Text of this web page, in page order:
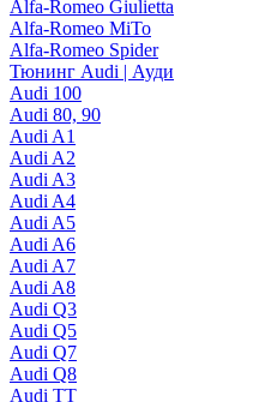
Alfa-Romeo Giulietta
Alfa-Romeo MiTo
Alfa-Romeo Spider
Тюнинг Audi | Ауди
Audi 100
Audi 80, 90
Audi A1
Audi A2
Audi A3
Audi A4
Audi A5
Audi A6
Audi A7
Audi A8
Audi Q3
Audi Q5
Audi Q7
Audi Q8
Audi TT